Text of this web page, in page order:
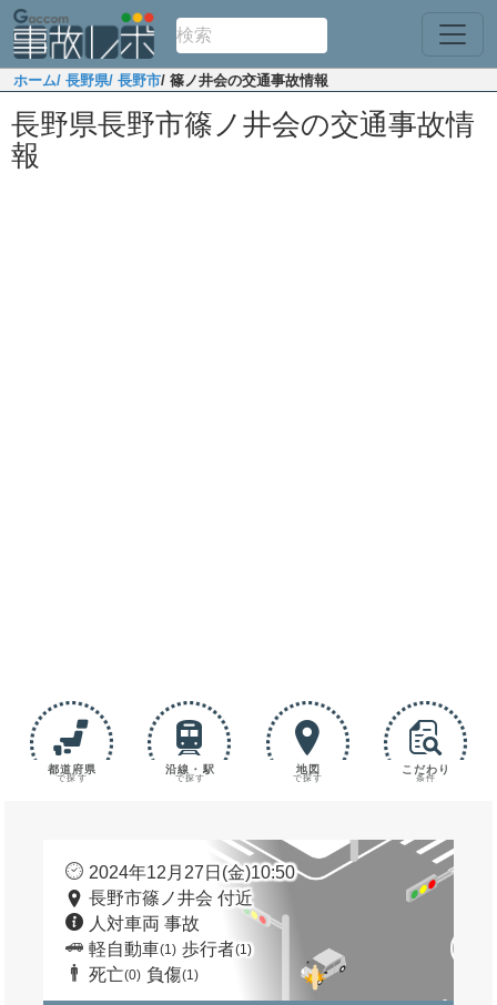
ホーム/ 長野県/ 長野市/ 篠ノ井会の交通事故情報
長野県長野市篠ノ井会の交通事故情
報
都道府県
で探す
沿線・駅
で探す
地図
で探す
こだわり
条件
2024年12月27日(金)10:50
長野市篠ノ井会 付近
人対車両 事故
軽自動車(1) 歩行者(1)
死亡(0) 負傷(1)